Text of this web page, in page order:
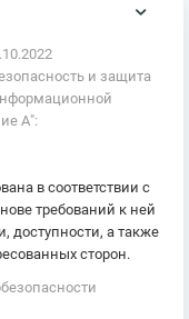
и защита
А":
в соответствии с
требований к ней
доступности, а также
сторон.